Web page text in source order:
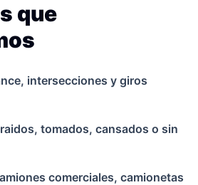
que
intersecciones y giros
tomados, cansados o sin
comerciales, camionetas